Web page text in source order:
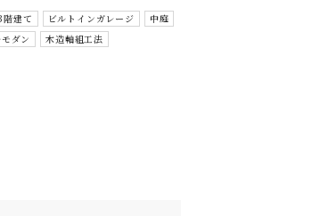
階建て ビルトインガレージ
中庭
ダン 木造軸組工法